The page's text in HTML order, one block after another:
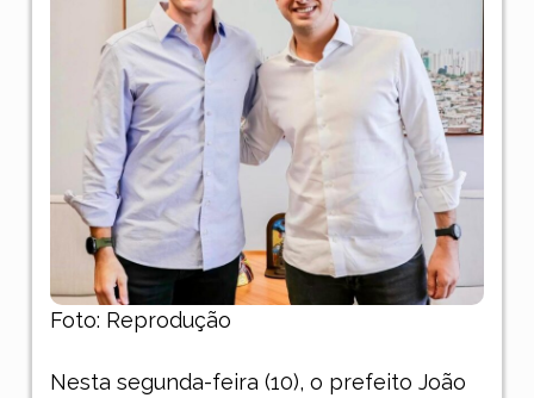
Foto: Reprodução
Nesta segunda-feira (10), o prefeito João